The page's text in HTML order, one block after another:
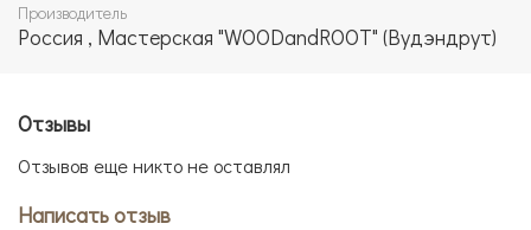
Производитель
Россия , Мастерская "WOODandROOT" (Вудэндрут)
Отзывы
Отзывов еще никто не оставлял
Написать отзыв